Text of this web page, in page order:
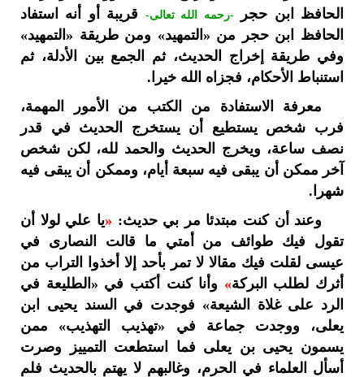
الحافظ ابن حجر-رحمه الله تعالى-
قريبة أو أنه استفاد
الحافظ ابن حجر من «التمهيد» ومن طريقة «التمهيد»
وفي طريقة إخراج الحديث، ثم الجمع بين الأدلة، ثم
استنباط الأحكام، فجزاه الله خيرا.
معرفة الاستفادة من الكتب من الأمور المهمة،
فرب شخص يستطيع أن يستخرج الحديث في قدر
نصف ساعة، ويخرج الحديث والحمد لله، لكن شخص
آخر ممكن أن يبقى فيه سبعة أيام، وممكن أن يبقى فيه
شهرا.
وعند أن كنت مبتدئا مر بي حديث: «يا علي لولا أن
تقول فيك طوائف من أمتي ما قالت النصارى في
عيسى لقلت فيك مقالا لا تمر بأحد إلا أخذوا التراب من
أثرك لطلب البركة» وأنا كنت أكتب في «الطليعة في
الرد على غلاة الشيعة» فوجدت في السند يحيى ابن
يعلى، ووجدت جماعة في «تهذيب التهذيب» ممن
يسمون يحيى بن يعلى فما استطعت التمييز وصرت
أسأل العلماء في الحرم، وغالبهم لا يهتم بالحديث فلم